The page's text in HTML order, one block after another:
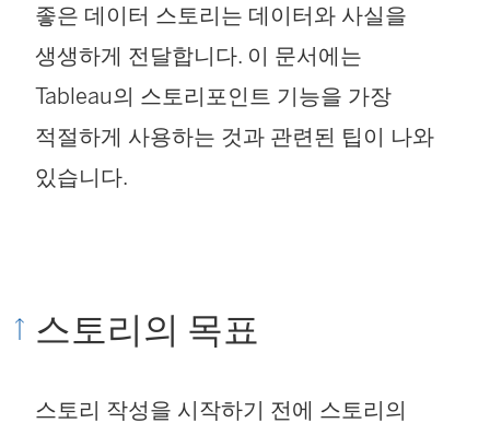
좋은 데이터 스토리는 데이터와 사실을
생생하게 전달합니다. 이 문서에는
Tableau의 스토리포인트 기능을 가장
적절하게 사용하는 것과 관련된 팁이 나와
있습니다.
스토리의 목표
스토리 작성을 시작하기 전에 스토리의